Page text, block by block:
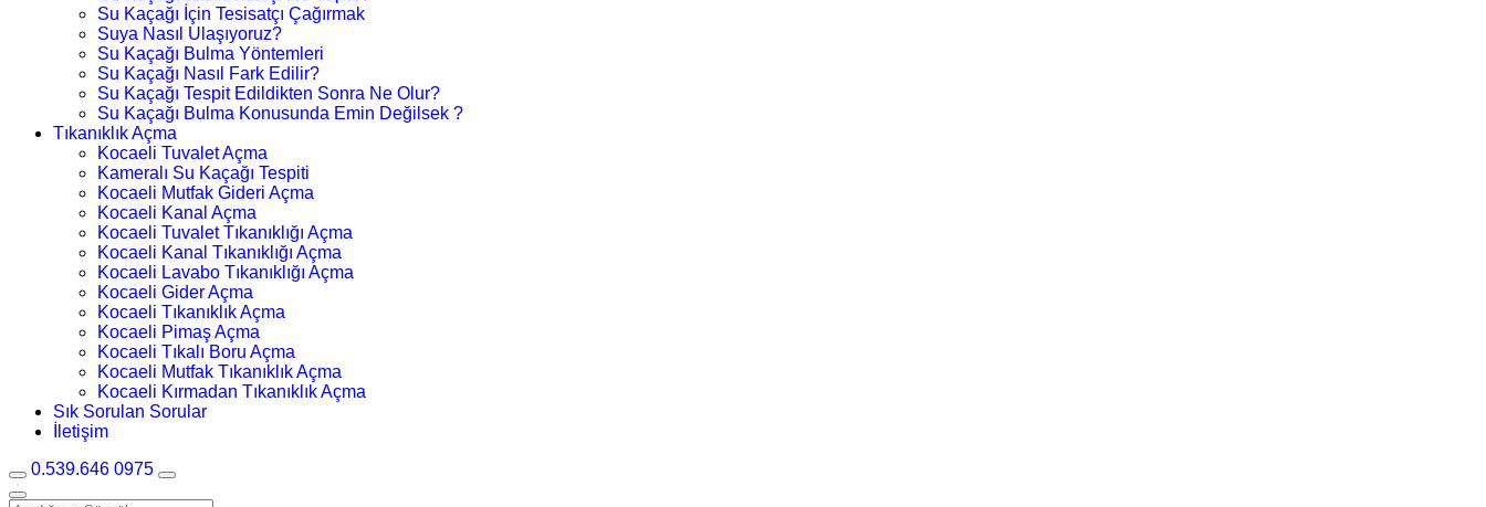
Su Kaçağı İçin Tesisatçı Çağırmak
Suya Nasıl Ulaşıyoruz?
Su Kaçağı Bulma Yöntemleri
Su Kaçağı Nasıl Fark Edilir?
Su Kaçağı Tespit Edildikten Sonra Ne Olur?
Su Kaçağı Bulma Konusunda Emin Değilsek ?
Tıkanıklık Açma
Kocaeli Tuvalet Açma
Kameralı Su Kaçağı Tespiti
Kocaeli Mutfak Gideri Açma
Kocaeli Kanal Açma
Kocaeli Tuvalet Tıkanıklığı Açma
Kocaeli Kanal Tıkanıklığı Açma
Kocaeli Lavabo Tıkanıklığı Açma
Kocaeli Gider Açma
Kocaeli Tıkanıklık Açma
Kocaeli Pimaş Açma
Kocaeli Tıkalı Boru Açma
Kocaeli Mutfak Tıkanıklık Açma
Kocaeli Kırmadan Tıkanıklık Açma
Sık Sorulan Sorular
İletişim
0.539.646 0975